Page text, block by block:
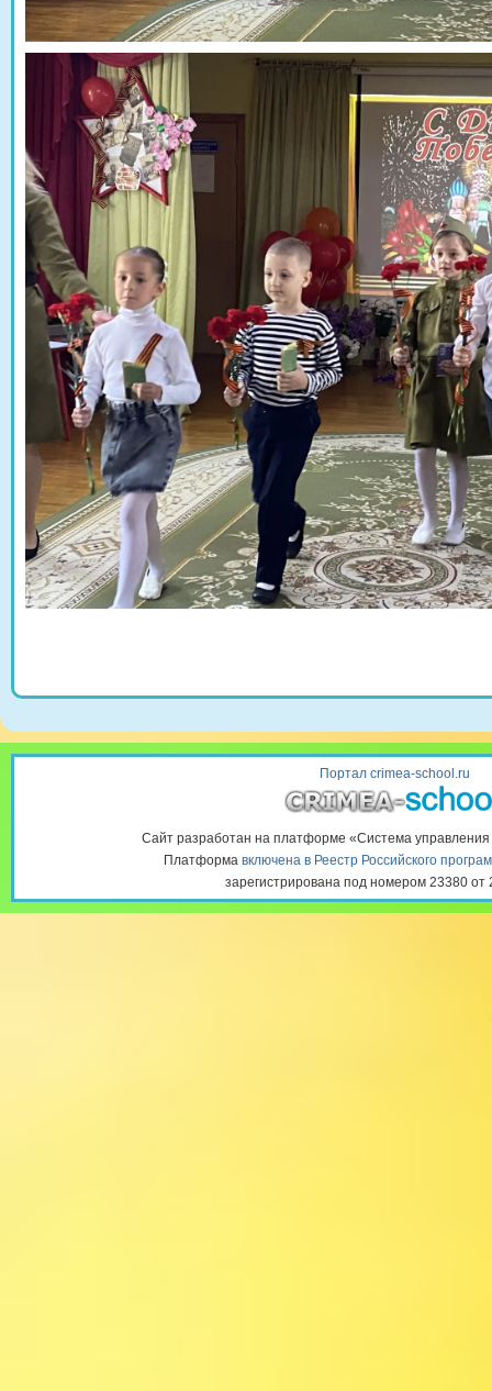
Портал crimea-school.ru
Сайт разработан на платформе «Система
Платформа включена в Реестр Российского
зарегистрирована под номером 23380 от